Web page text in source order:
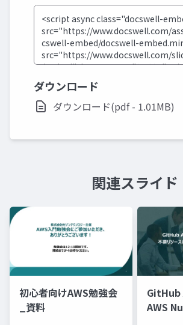
ダウンロード
ダウンロード(pdf - 1.01MB)
関連スライド
初心者向けAWS勉強会
_資料
AWS